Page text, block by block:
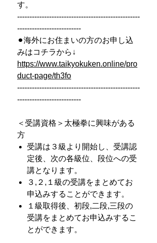
す。
--------------------------------------------------
--------------------------
⚫︎海外にお住まいの方のお申し込
みはコチラから↓
https://www.taikyokuken.online/pro
duct-page/th3fo
--------------------------------------------------
--------------------------
＜受講資格＞太極拳に興味がある
方
受講は３級より開始し、受講認
定後、次の各級位、段位への受
講となります。
３,２,１級の受講をまとめてお
申込みすることができます。
１級取得後、初段,二段,三段の
受講をまとめてお申込みするこ
とができます。